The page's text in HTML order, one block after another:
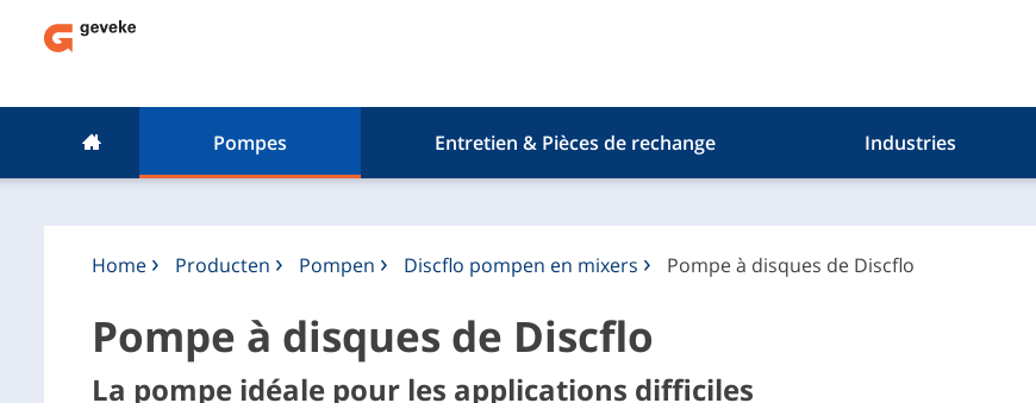
Pompes Entretien & Pièces de rechange Industries
Home Producten Pompen Discflo pompen en mixers Pompe à disques de Discflo
Pompe à disques de Discflo
La pompe idéale pour les applications difficiles